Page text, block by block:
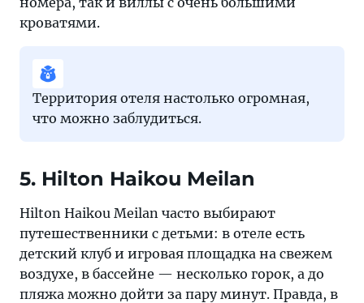
кроватями.
Территория отеля настолько огромная,
что можно заблудиться.
5. Hilton Haikou Meilan
Hilton Haikou Meilan часто выбирают
путешественники с детьми: в отеле есть
детский клуб и игровая площадка на свежем
воздухе, в бассейне — несколько горок, а до
пляжа можно дойти за пару минут. Правда, в